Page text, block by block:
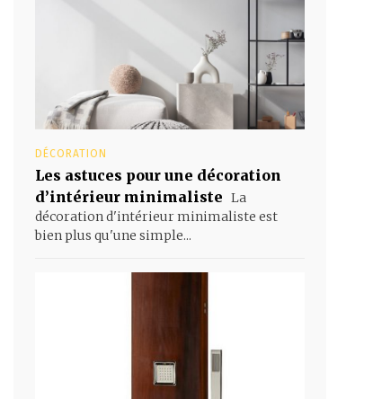
DÉCORATION
Les astuces pour une décoration
d’intérieur minimaliste La
décoration d'intérieur minimaliste est
bien plus qu'une simple...